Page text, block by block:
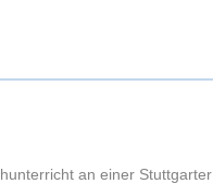
an einer Stuttgarter